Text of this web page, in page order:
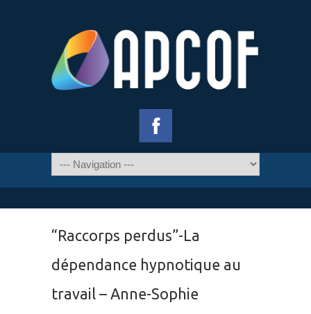
“Raccorps perdus”-La
dépendance hypnotique au
travail – Anne-Sophie